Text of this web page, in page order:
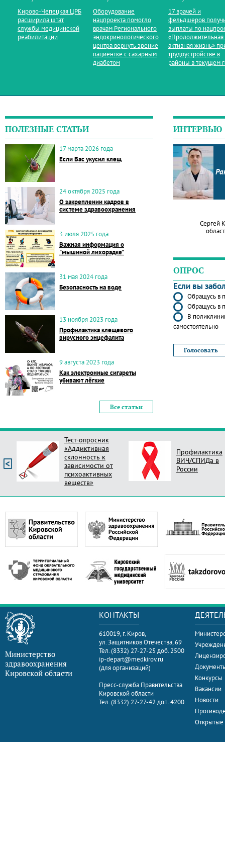
Кирово‑Чепецкая ЦРБ
расширила штат
службы медицинской
реабилитации
Оборудование
нацпроекта помогло
врачам Регионального
эндокринологического
центра вернуть зрение
пациентке с сахарным
диабетом
17 врачей и
фельдшеров
выплаты по
«Продолжительная
активная жизнь»
трудоустройстве в
районы в текущем
ПОЛЕЗНЫЕ СТАТЬИ
17 марта 2026 года
Если Вас укусил клещ
24 октября 2025 года
О закреплении кадров в
системе здравоохранения
3 июля 2025 года
Важная информация о
"мышиной лихорадке"
31 мая 2024 года
Безопасность на воде
13 ноября 2023 года
Профилактика клещевого
вирусного энцефалита
9 августа 2023 года
Как электронные сигареты
убивают лёгкие
Все статьи
ИНТЕРВЬЮ
Сергей
ОПРОС
Если вы
Обращусь в
Обращусь в
В
самостоятельно
Тест-опросник
«Аддиктивная
склонность к
зависимости от
психоактивных
веществ»
Профилактика
ВИЧ/СПИДа в
России
Министерство
здравоохранения
Кировской области
КОНТАКТЫ
610019, г. Киров,
ул. Защитников Отечества, 69
Тел. (8332) 27-27-25 доб. 2500
ip-depart@medkirov.ru
(для организаций)
Пресс-служба Правительства
Кировской области
Тел. (8332) 27-27-42 доп. 4200
Конкурсы
Вакансии
Новости